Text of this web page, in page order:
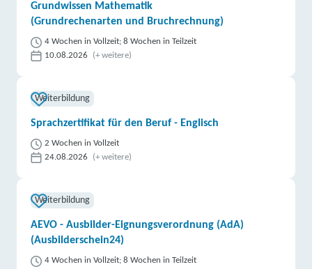
Grundwissen Mathematik
(Grundrechenarten und Bruchrechnung)
4 Wochen in Vollzeit; 8 Wochen in Teilzeit
10.08.2026
(+ weitere)
Weiterbildung
Sprachzertifikat für den Beruf - Englisch
2 Wochen in Vollzeit
24.08.2026
(+ weitere)
Weiterbildung
AEVO - Ausbilder-Eignungsverordnung (AdA)
(Ausbilderschein24)
4 Wochen in Vollzeit; 8 Wochen in Teilzeit